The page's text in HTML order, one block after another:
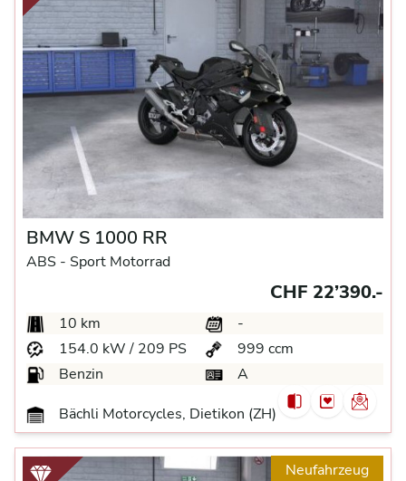
BMW S 1000 RR
ABS - Sport Motorrad
CHF 22’390.-
10 km
-
154.0 kW / 209 PS
999 ccm
Benzin
A
Bächli Motorcycles, Dietikon (ZH)
Neufahrzeug